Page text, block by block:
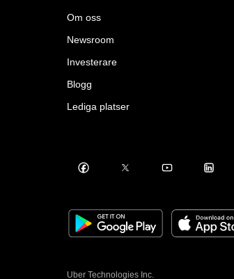
Om oss
Newsroom
Investerare
Blogg
Lediga platser
Uber Technologies Inc.